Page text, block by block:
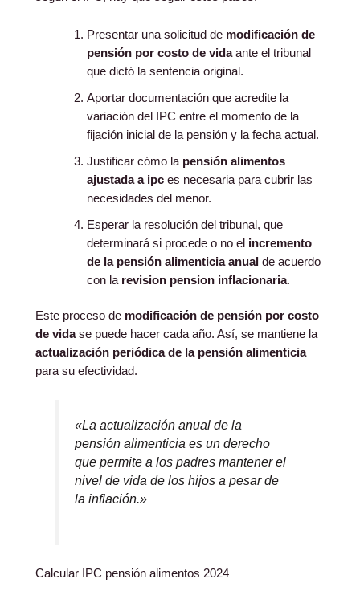
Presentar una solicitud de modificación de
pensión por costo de vidaante el tribunal
que dictó la sentencia original.
Aportar documentación que acredite la
variación del IPC entre el momento de la
fijación inicial de la pensión y la fecha actual.
Justificar cómo la pensión alimentos
ajustada a ipces necesaria para cubrir las
necesidades del menor.
Esperar la resolución del tribunal, que
determinará si procede o no el incremento
de la pensión alimenticia anualde acuerdo
con la revision pension inflacionaria.
Este proceso de modificación de pensión por costo
de vidase puede hacer cada año. Así, se mantiene la
actualización periódica de la pensión alimenticia
para su efectividad.
«La actualización anual de la
pensión alimenticia es un derecho
que permite a los padres mantener el
nivel de vida de los hijos a pesar de
la inflación.»
Calcular IPC pensión alimentos 2024